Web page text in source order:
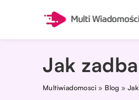
Jak
Multiwiadomosci » Blog »